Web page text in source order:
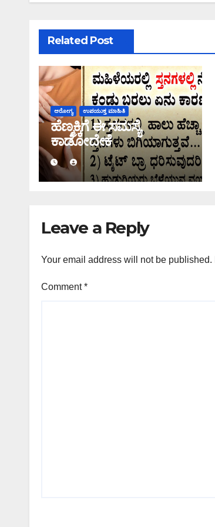
Related Post
ಆರೋಗ್ಯ ಉಪಯುಕ್ತ ಮಾಹಿತಿ
ಹೆಣ್ಮಕ್ಕಿಗೆ ಈ ಸಮಸ್ಯೆ
ಕಾಡೋದೇಕೆ
Leave a Reply
Your email address will not be published.
Comment*